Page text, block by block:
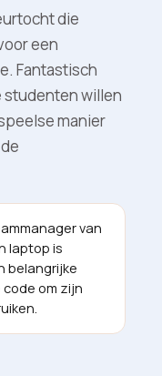
die
een
Fantastisch
studenten willen
manier
van
laptop is
belangrijke
code om zijn